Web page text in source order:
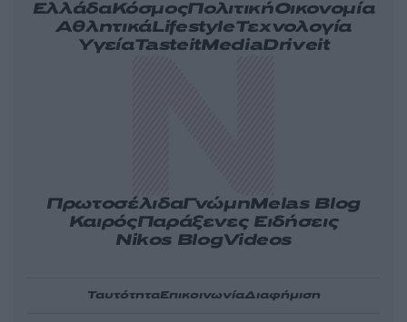
ΕλλάδαΚόσμοςΠολιτικήΟικονομία
ΑθλητικάLifestyleΤεχνολογία
ΥγείαTasteitMediaDriveit
ΠρωτοσέλιδαΓνώμηMelas Blog
ΚαιρόςΠαράξενες Ειδήσεις
Nikos BlogVideos
ΤαυτότηταΕπικοινωνίαΔιαφήμιση